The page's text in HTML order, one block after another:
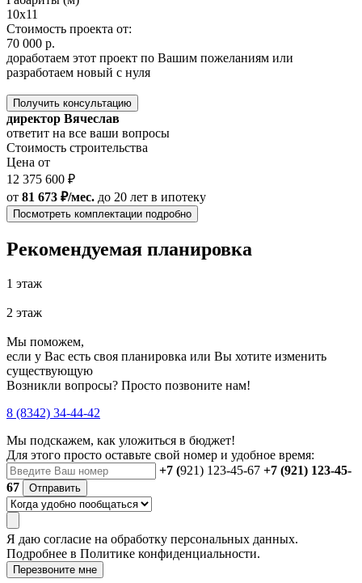
10x11
Стоимость проекта от:
70 000 р.
доработаем этот проект по Вашим пожеланиям или
разработаем новый с нуля
Получить консультацию
директор Вячеслав
ответит на все ваши вопросы
Стоимость строительства
Цена от
12 375 600 ₽
от 81 673 ₽/мес. до 20 лет в ипотеку
Посмотреть комплектации подробно
Рекомендуемая планировка
1 этаж
2 этаж
Мы поможем,
если у Вас есть своя планировка или Вы хотите изменить
существующую
Возникли вопросы? Просто позвоните нам!
8 (8342) 34-44-42
Мы подскажем, как уложиться в бюджет!
Для этого просто оставьте свой номер и удобное время:
+7 (921) 123-45-67 +7 (921) 123-45-
67
Отправить
Я даю согласие на обработку персональных данных.
Подробнее в Политике конфиденциальности.
Перезвоните мне